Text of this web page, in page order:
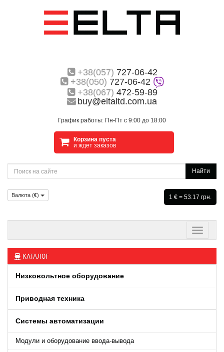
+38(057) 727-06-42
+38(050) 727-06-42
+38(067) 472-59-89
buy@eltaltd.com.ua
График работы: Пн-Пт с 9:00 до 18:00
Корзина пуста
и ждет заказов
Найти
Валюта (€) 1 € = 53.17 грн.
КАТАЛОГ
Низковольтное оборудование
Приводная техника
Системы автоматизации
Модули и оборудование ввода-вывода